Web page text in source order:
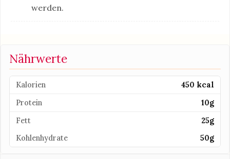
werden.
Nährwerte
Kalorien
450 kcal
Protein
10g
Fett
25g
Kohlenhydrate
50g